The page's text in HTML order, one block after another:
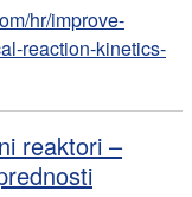
hr/improve-
reaction-kinetics-
reaktori –